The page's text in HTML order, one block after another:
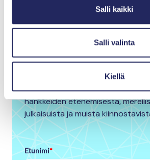
Salli kaikki
Salli valinta
Kiellä
Haluatko pysyä
kartalla
tilasta?
Tilaa uutiskirjeemme ja kuulet
Itämeri-aiheisista tapahtumista,
hankkeiden etenemisestä,
julkaisuista ja muista
Etunimi*